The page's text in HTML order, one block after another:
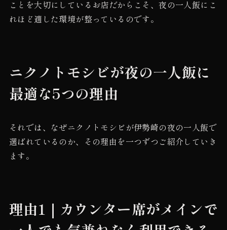
ことを大切にしているお店だからこそ、夜の一人飯にこ
れほど適した環境が整っているのです。
ニクノトモシビが夜の一人飯に
最適な5つの理由
それでは、なぜニクノトモシビが伊勢崎の夜の一人飯で
選ばれているのか、その理由を一つずつご紹介していき
ます。
理由1｜カウンター席がメインで